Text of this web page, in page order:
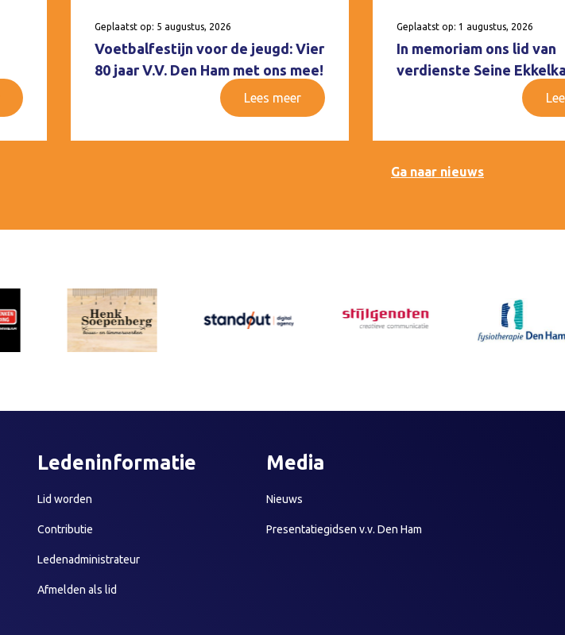
Geplaatst op: 5 augustus, 2026
Voetbalfestijn voor de jeugd: Vier
80 jaar V.V. Den Ham met ons mee!
Lees meer
Geplaatst op: 1 augustus, 2026
In memoriam ons lid van
verdienste Seine
Ga naar nieuws
Ledeninformatie
Lid worden
Contributie
Ledenadministrateur
Afmelden als lid
Media
Nieuws
Presentatiegidsen v.v. Den Ham